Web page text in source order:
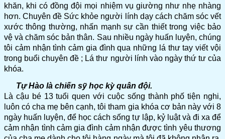
khăn, khi có đồng đội mọi nhiệm vụ giường như nhẹ nhàng
hơn. Chuyên đề Sức khỏe người lính dạy cách chăm sóc vết
xước thông thường, nhấn mạnh sự cần thiết trong việc bảo
vệ và chăm sóc bản thân. Sau nhiều ngày huấn luyện, chúng
tôi cảm nhận tình cảm gia đình qua những lá thư tay viết vội
trong buổi chuyên đề ; Lá thư người lính vào ngày thứ tư của
khóa.
Tự Hào là chiến sỹ học kỳ quân đội.
Là cậu bé 13 tuổi quen với cuộc sống thành phố tiện nghi,
luôn có cha mẹ bên cạnh, tôi tham gia khóa cơ bản này với 8
ngày huấn luyện, để học cách sống tự lập, kỷ luật và đi xa để
cảm nhận tình cảm gia đình cảm nhận được tình yêu thương